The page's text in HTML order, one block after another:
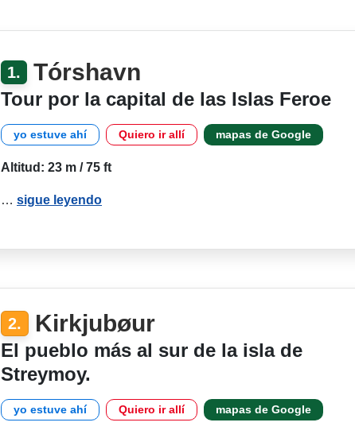
1. Tórshavn
Tour por la capital de las Islas Feroe
yo estuve ahí Quiero ir allí mapas de Google
Altitud: 23 m / 75 ft
… sigue leyendo
2. Kirkjubøur
El pueblo más al sur de la isla de
Streymoy.
yo estuve ahí Quiero ir allí mapas de Google